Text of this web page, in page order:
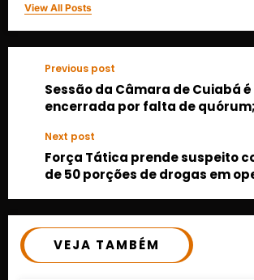
View All Posts
Previous post
Sessão da Câmara de Cuiabá é
encerrada por falta de
Next post
Força Tática prende suspeito
de 50 porções de drogas em
VEJA TAMBÉM